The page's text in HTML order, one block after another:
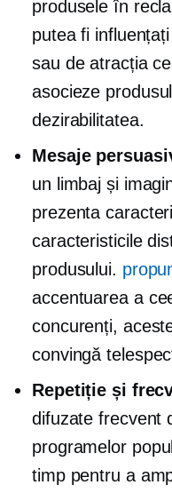
produsele în
putea fi
sau de atracția
asocieze
dezirabilitatea.
Mesaje
un limbaj și
prezenta
caracteristicile
produsului.
accentuarea a
concurenți,
convingă
Repetiție și
difuzate frecvent
programelor
timp pentru a